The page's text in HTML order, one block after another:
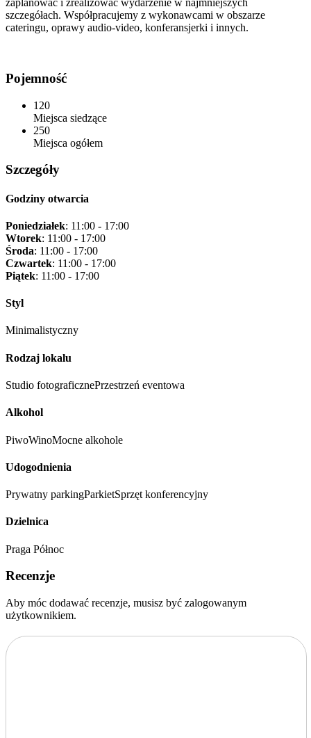
zaplanować i zrealizować wydarzenie w najmniejszych
szczegółach. Współpracujemy z wykonawcami w obszarze
cateringu, oprawy audio-video, konferansjerki i innych.
Pojemność
120
Miejsca siedzące
250
Miejsca ogółem
Szczegóły
Godziny otwarcia
Poniedziałek: 11:00 - 17:00
Wtorek: 11:00 - 17:00
Środa: 11:00 - 17:00
Czwartek: 11:00 - 17:00
Piątek: 11:00 - 17:00
Styl
Minimalistyczny
Rodzaj lokalu
Studio fotograficznePrzestrzeń eventowa
Alkohol
PiwoWinoMocne alkohole
Udogodnienia
Prywatny parkingParkietSprzęt konferencyjny
Dzielnica
Praga Północ
Recenzje
Aby móc dodawać recenzje, musisz być zalogowanym
użytkownikiem.